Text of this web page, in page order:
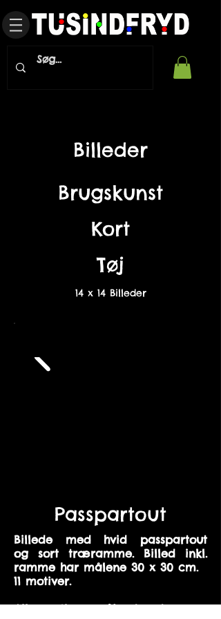
Billeder
Brugskunst
Kort
Tøj
14 x 14 Billeder
Passpartout
Billede med hvid passpartout
og sort træramme. Billed inkl.
ramme har målene 30 x 30 cm.
11 motiver.
Alle motiverne fås desuden som